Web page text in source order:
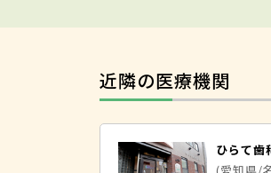
近隣の医療機関
ひらて歯